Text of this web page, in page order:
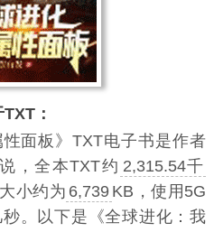
：
性面板》TXT电子书是作者
，全本TXT约 2,315.54千
小约为 6,739 KB，使用5G
。以下是《全球进化：我